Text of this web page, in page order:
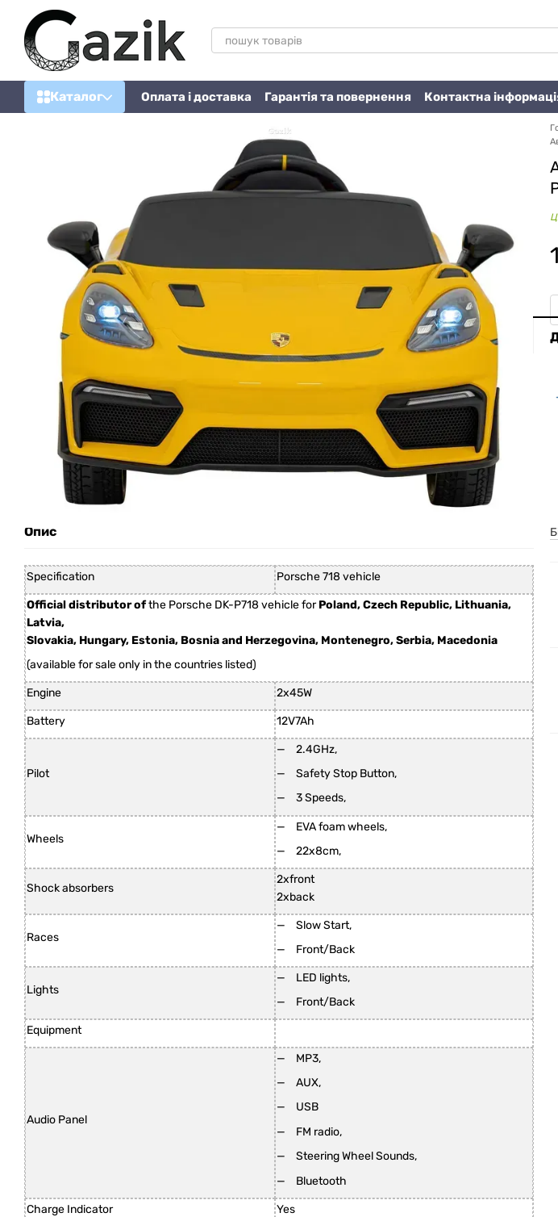
Перейти до основного контенту
Каталог Оплата і доставка Гарантія та повернення Контактна
Опис
Specification Porsche 718 vehicle
Official distributor ofthe Porsche DK-P718 vehicle forPoland, Czech Republic, Lithuania,
Latvia,
Slovakia, Hungary, Estonia, Bosnia and Herzegovina, Montenegro, Serbia, Macedonia
(available for sale only in the countries listed)
Engine 2x45W
Battery 12V7Ah
Pilot
2.4GHz,
Safety Stop Button,
3 Speeds,
Wheels
EVA foam wheels,
22x8cm,
Shock absorbers
2xfront
2xback
Races
Slow Start,
Front/Back
Lights
LED lights,
Front/Back
Equipment
Audio Panel
MP3,
AUX,
USB
FM radio,
Steering Wheel Sounds,
Bluetooth
Charge Indicator Yes